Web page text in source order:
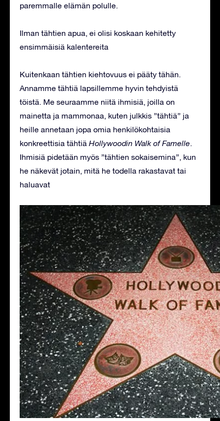
paremmalle elämän polulle.
Ilman tähtien apua, ei olisi koskaan kehitetty
ensimmäisiä kalentereita
Kuitenkaan tähtien kiehtovuus ei pääty tähän.
Annamme tähtiä lapsillemme hyvin tehdyistä
töistä. Me seuraamme niitä ihmisiä, joilla on
mainetta ja mammonaa, kuten julkkis ”tähtiä” ja
heille annetaan jopa omia henkilökohtaisia
konkreettisia tähtiä Hollywoodin Walk of Famelle.
Ihmisiä pidetään myös ”tähtien sokaisemina”, kun
he näkevät jotain, mitä he todella rakastavat tai
haluavat